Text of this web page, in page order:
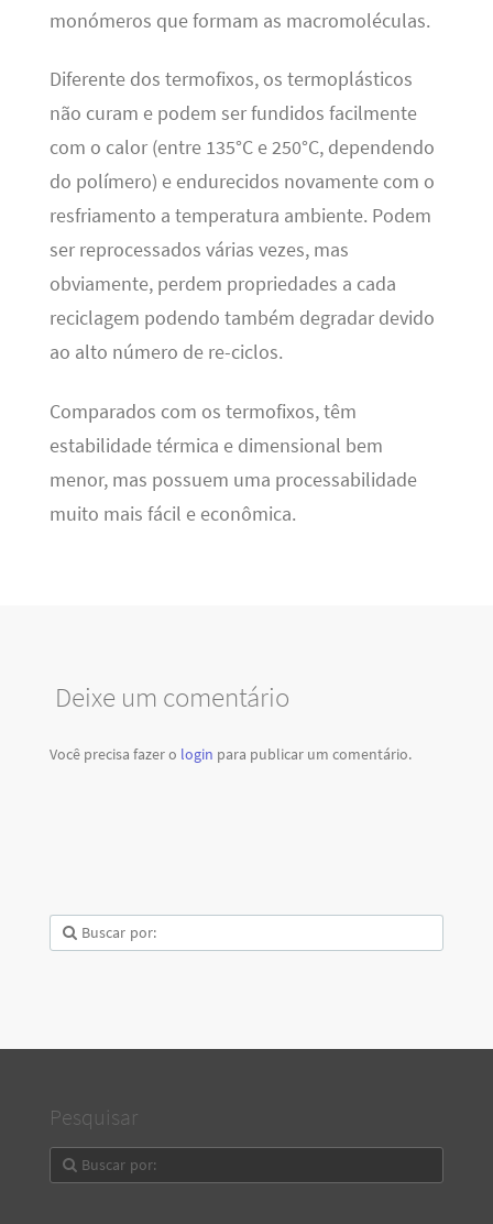
monómeros que formam as macromoléculas.
Diferente dos termofixos, os termoplásticos
não curam e podem ser fundidos facilmente
com o calor (entre 135°C e 250°C, dependendo
do polímero) e endurecidos novamente com o
resfriamento a temperatura ambiente. Podem
ser reprocessados várias vezes, mas
obviamente, perdem propriedades a cada
reciclagem podendo também degradar devido
ao alto número de re-ciclos.
Comparados com os termofixos, têm
estabilidade térmica e dimensional bem
menor, mas possuem uma processabilidade
muito mais fácil e econômica.
Deixe um comentário
Você precisa fazer o login para publicar um comentário.
Pesquisar